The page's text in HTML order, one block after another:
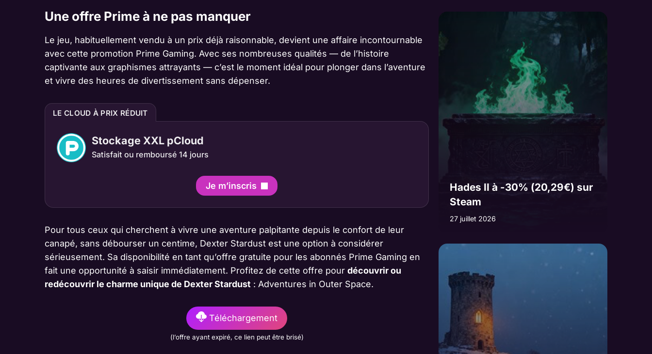
Une offre Prime à ne pas manquer
Le jeu, habituellement vendu à un prix déjà raisonnable, devient une affaire incontournable
avec cette promotion Prime Gaming. Avec ses nombreuses qualités — de l’histoire
captivante aux graphismes attrayants — c’est le moment idéal pour plonger dans l’aventure
et vivre des heures de divertissement sans dépenser.
LE CLOUD À PRIX RÉDUIT
Stockage XXL pCloud
Satisfait ou remboursé 14 jours
Je m’inscris
Pour tous ceux qui cherchent à vivre une aventure palpitante depuis le confort de leur
canapé, sans débourser un centime, Dexter Stardust est une option à considérer
sérieusement. Sa disponibilité en tant qu’offre gratuite pour les abonnés Prime Gaming en
fait une opportunité à saisir immédiatement. Profitez de cette offre pour découvrir ou
redécouvrir le charme unique de Dexter Stardust : Adventures in Outer Space.
Téléchargement
(l’offre ayant expiré, ce lien peut être brisé)
Hades II à -30% (20,29€) sur
Steam
27 juillet 2026